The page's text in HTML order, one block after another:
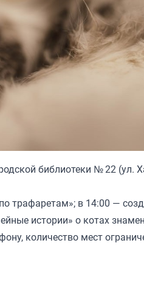
библиотеки № 22 (ул.
трафаретам»; в 14:00 —
истории» о котах
количество мест